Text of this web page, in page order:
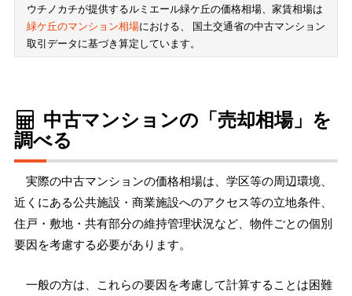
ウチノカチが提供するルミエール緑ケ丘の価格相場、家賃相場は
緑ケ丘のマンション相場における、 国土交通省の中古マンション
取引データに基づき算定しています。
中古マンションの「売却相場」を
調べる
実際の中古マンションの価格相場は、学区等の周辺環境、
近くにある公共施設・商業施設へのアクセス等の立地条件、
住戸・敷地・共有部分の維持管理状況など、物件ごとの個別
要因を考慮する必要があります。
一般の方は、これらの要因を考慮して計算することは困難